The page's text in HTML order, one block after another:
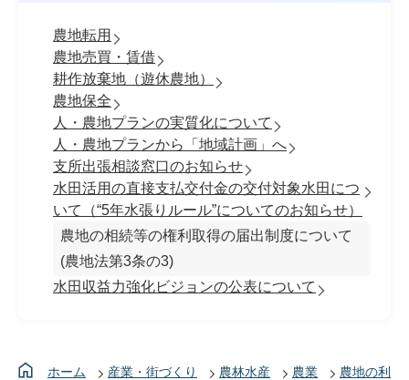
農地転用
農地売買・賃借
耕作放棄地（遊休農地）
農地保全
人・農地プランの実質化について
人・農地プランから「地域計画」へ
支所出張相談窓口のお知らせ
水田活用の直接支払交付金の交付対象水田につ
いて（“5年水張りルール”についてのお知らせ）
農地の相続等の権利取得の届出制度について
(農地法第3条の3)
水田収益力強化ビジョンの公表について
ホーム 産業・街づくり 農林水産 農業
農地の利